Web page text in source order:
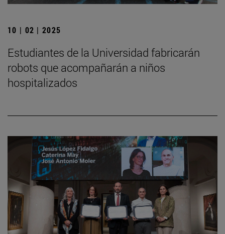
10 | 02 | 2025
Estudiantes de la Universidad fabricarán
robots que acompañarán a niños
hospitalizados